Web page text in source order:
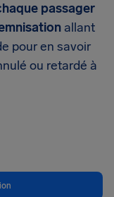
passager
allant
pour en savoir
ou retardé à